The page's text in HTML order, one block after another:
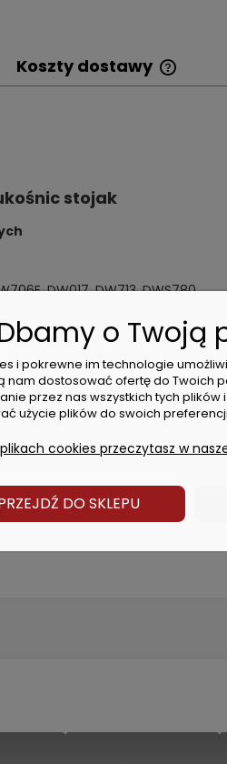
Koszty dostawy
stojak
DW017, DW713, DWS780
0,00 zł
8,99 zł
o Twoją
i pokrewne im technologie
nam dostosować ofertę do Twoich
przez nas wszystkich tych plików
użycie plików do swoich
cookies przeczytasz w
DO SKLEPU